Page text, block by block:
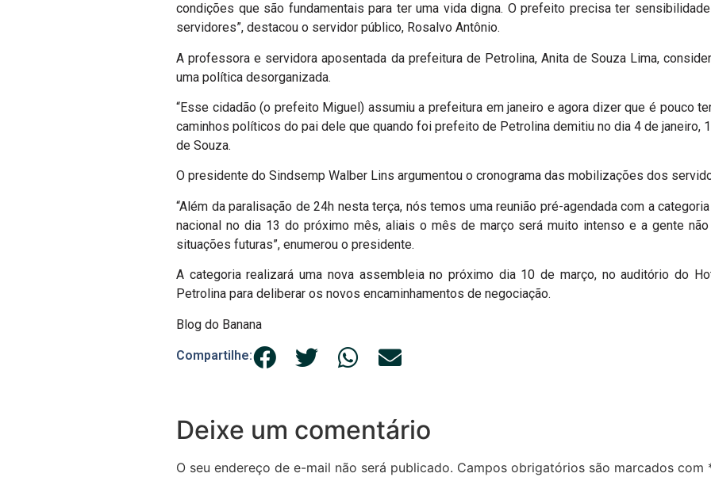
condições que são fundamentais para ter uma vida digna. O prefeito precisa ter
servidores”, destacou o servidor público, Rosalvo Antônio.
A professora e servidora aposentada da prefeitura de Petrolina, Anita de Souza Lima,
uma política desorganizada.
“Esse cidadão (o prefeito Miguel) assumiu a prefeitura em janeiro e agora dizer que é pouco
caminhos políticos do pai dele que quando foi prefeito de Petrolina demitiu no dia 4 de janeiro,
de Souza.
O presidente do Sindsemp Walber Lins argumentou o cronograma das mobilizações dos
“Além da paralisação de 24h nesta terça, nós temos uma reunião pré-agendada com a
nacional no dia 13 do próximo mês, aliais o mês de março será muito intenso e a gente
situações futuras”, enumerou o presidente.
A categoria realizará uma nova assembleia no próximo dia 10 de março, no auditório do
Petrolina para deliberar os novos encaminhamentos de negociação.
Blog do Banana
Compartilhe:
Deixe um comentário
O seu endereço de e-mail não será publicado. Campos obrigatórios são marcados com